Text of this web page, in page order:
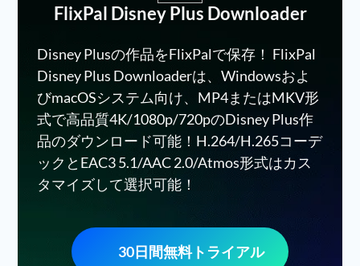
FlixPal Disney Plus Downloader
Disney Plusの作品をFlixPalで保存！ FlixPal
Disney Plus Downloaderは、Windowsおよ
びmacOSシステム向け、MP4またはMKV形
式で高品質4K/1080p/720pのDisney Plus作
品のダウンロード可能！H.264/H.265コーデ
ックとEAC3 5.1/AAC 2.0/Atmos形式はカス
タマイズして選択可能！
30日間無料トライアル